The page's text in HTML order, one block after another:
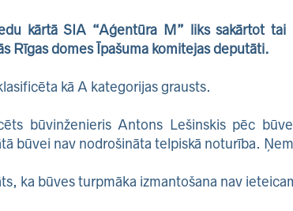
kārtā SIA “Aģentūra M” liks sakārtot
Rīgas domes Īpašuma komitejas deputāti.
kā A kategorijas grausts.
būvinženieris Antons Lešinskis pēc
būvei nav nodrošināta telpiskā noturība.
ka būves turpmāka izmantošana nav